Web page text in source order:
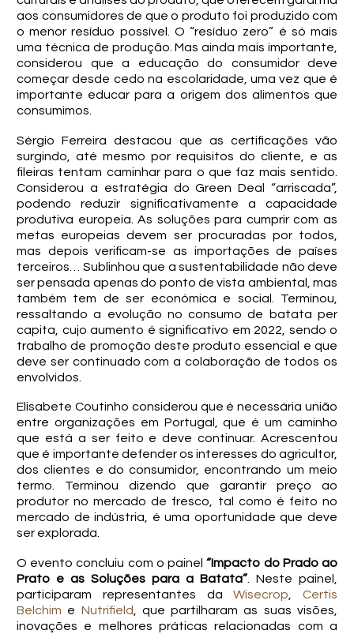
aos consumidores de que o produto foi produzido com
o menor resíduo possível. O “resíduo zero” é só mais
uma técnica de produção. Mas ainda mais importante,
considerou que a educação do consumidor deve
começar desde cedo na escolaridade, uma vez que é
importante educar para a origem dos alimentos que
consumimos.
Sérgio Ferreira destacou que as certificações vão
surgindo, até mesmo por requisitos do cliente, e as
fileiras tentam caminhar para o que faz mais sentido.
Considerou a estratégia do Green Deal “arriscada”,
podendo reduzir significativamente a capacidade
produtiva europeia. As soluções para cumprir com as
metas europeias devem ser procuradas por todos,
mas depois verificam-se as importações de países
terceiros… Sublinhou que a sustentabilidade não deve
ser pensada apenas do ponto de vista ambiental, mas
também tem de ser económica e social. Terminou,
ressaltando a evolução no consumo de batata per
capita, cujo aumento é significativo em 2022, sendo o
trabalho de promoção deste produto essencial e que
deve ser continuado com a colaboração de todos os
envolvidos.
Elisabete Coutinho considerou que é necessária união
entre organizações em Portugal, que é um caminho
que está a ser feito e deve continuar. Acrescentou
que é importante defender os interesses do agricultor,
dos clientes e do consumidor, encontrando um meio
termo. Terminou dizendo que garantir preço ao
produtor no mercado de fresco, tal como é feito no
mercado de indústria, é uma oportunidade que deve
ser explorada.
O evento concluiu com o painel“Impacto do Prado ao
Prato e as Soluções para a Batata” . Neste painel,
participaram representantes daWisecrop
Certis
Belchim e Nutrifield , que partilharam as suas visões,
inovações e melhores práticas relacionadas com a